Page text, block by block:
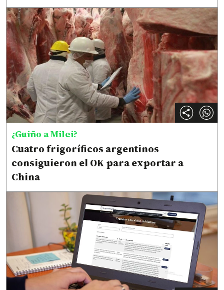
¿Guiño a Milei?
Cuatro frigoríficos argentinos
consiguieron el OK para exportar a
China